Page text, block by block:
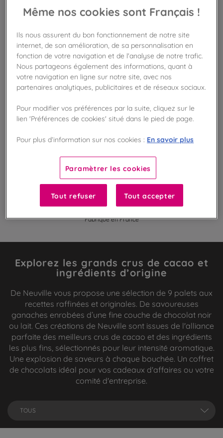
BIENTÔT DE RETOUR
Disponible en boutique !
Vérifier la disponibilité en magasin
Frais de port offert
Gagnez 13 points de fidélité !
Liste des ingrédients et allergènes
100%
Fabriqué en France
Explorez les grands crus de cacao et
ingrédients d’origine
De Neuville vous propose une sélection de 9 palets aux
recettes raffinées et originales. De savoureuses
ganaches enrobées d’une fine couche de chocolat noir
ou lait. Ces créations de Neuville sont issues de l'alliance
parfaite des meilleurs crus de cacao et des ingrédients
les plus fins, sélectionnés pour leur intensité aromatique.
Une explosion de saveurs à chaque bouchée. Un coffret
de chocolats idéal pour vos cadeaux d'affaires ou votre
comité d'entreprise.
TOUS
Même nos cookies sont Français !
Ils nous assurent du bon fonctionnement de notre site
internet, de son amélioration, de sa personnalisation en
fonction de votre navigation et de l'analyse de notre trafic.
Nous partageons également des informations, quant à
votre navigation en ligne sur notre site, avec nos
partenaires analytiques, publicitaires et de réseaux sociaux.
Pour modifier vos préférences par la suite, cliquez sur le
lien 'Préférences de cookies' situé dans le pied de page.
Pour plus d’information sur nos cookies : En savoir plus
Paramètrer les cookies
Tout refuser Tout accepter